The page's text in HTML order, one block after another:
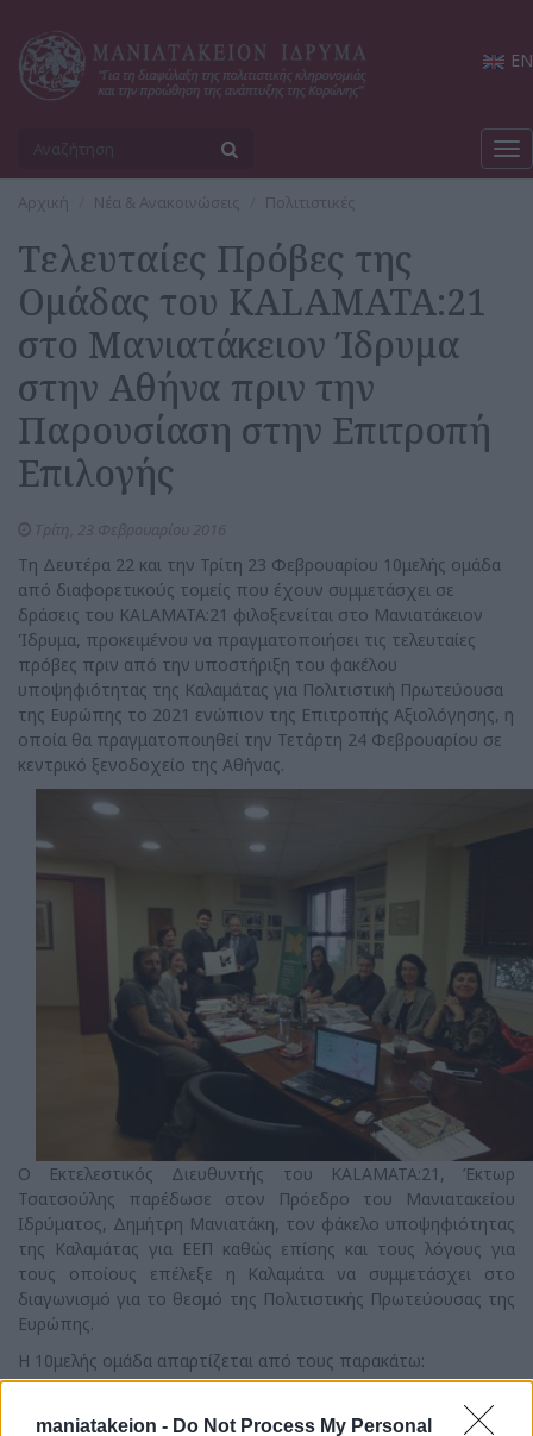
maniatakeion - Do Not Process My Personal
EN
Αρχική Νέα & Ανακοινώσεις Πολιτιστικές
Τελευταίες Πρόβες της
Ομάδας του KALAMATA:21
στο Μανιατάκειον Ίδρυμα
στην Αθήνα πριν την
Παρουσίαση στην Επιτροπή
Επιλογής
Τη Δευτέρα 22 και την Τρίτη 23 Φεβρουαρίου 10μελής ομάδα
από διαφορετικούς τομείς που έχουν συμμετάσχει σε
δράσεις του KALAMATA:21 φιλοξενείται στο Μανιατάκειον
Ίδρυμα, προκειμένου να πραγματοποιήσει τις τελευταίες
πρόβες πριν από την υποστήριξη του φακέλου
υποψηφιότητας της Καλαμάτας για Πολιτιστική Πρωτεύουσα
της Ευρώπης το 2021 ενώπιον της Επιτροπής Αξιολόγησης, η
οποία θα πραγματοποιηθεί την Τετάρτη 24 Φεβρουαρίου σε
κεντρικό ξενοδοχείο της Αθήνας.
Ο Εκτελεστικός Διευθυντής του KALAMATA:21, Έκτωρ
Τσατσούλης παρέδωσε στον Πρόεδρο του Μανιατακείου
Ιδρύματος, Δημήτρη Μανιατάκη, τον φάκελο υποψηφιότητας
της Καλαμάτας για ΕΕΠ καθώς επίσης και τους λόγους για
τους οποίους επέλεξε η Καλαμάτα να συμμετάσχει στο
διαγωνισμό για το θεσμό της Πολιτιστικής Πρωτεύουσας της
Ευρώπης.
Η 10μελής ομάδα απαρτίζεται από τους παρακάτω:
1. Παναγιώτη Νίκα, Δήμαρχος Καλαμάτας
2. Έκτωρ Τσατσούλη, Εκτελεστικός Διευθυντής KALAMATA:21